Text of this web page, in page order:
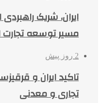
ایران، شریک
مسیر توسعه
2 روز پیش
تاکید ایران و
تجاری و معدنی